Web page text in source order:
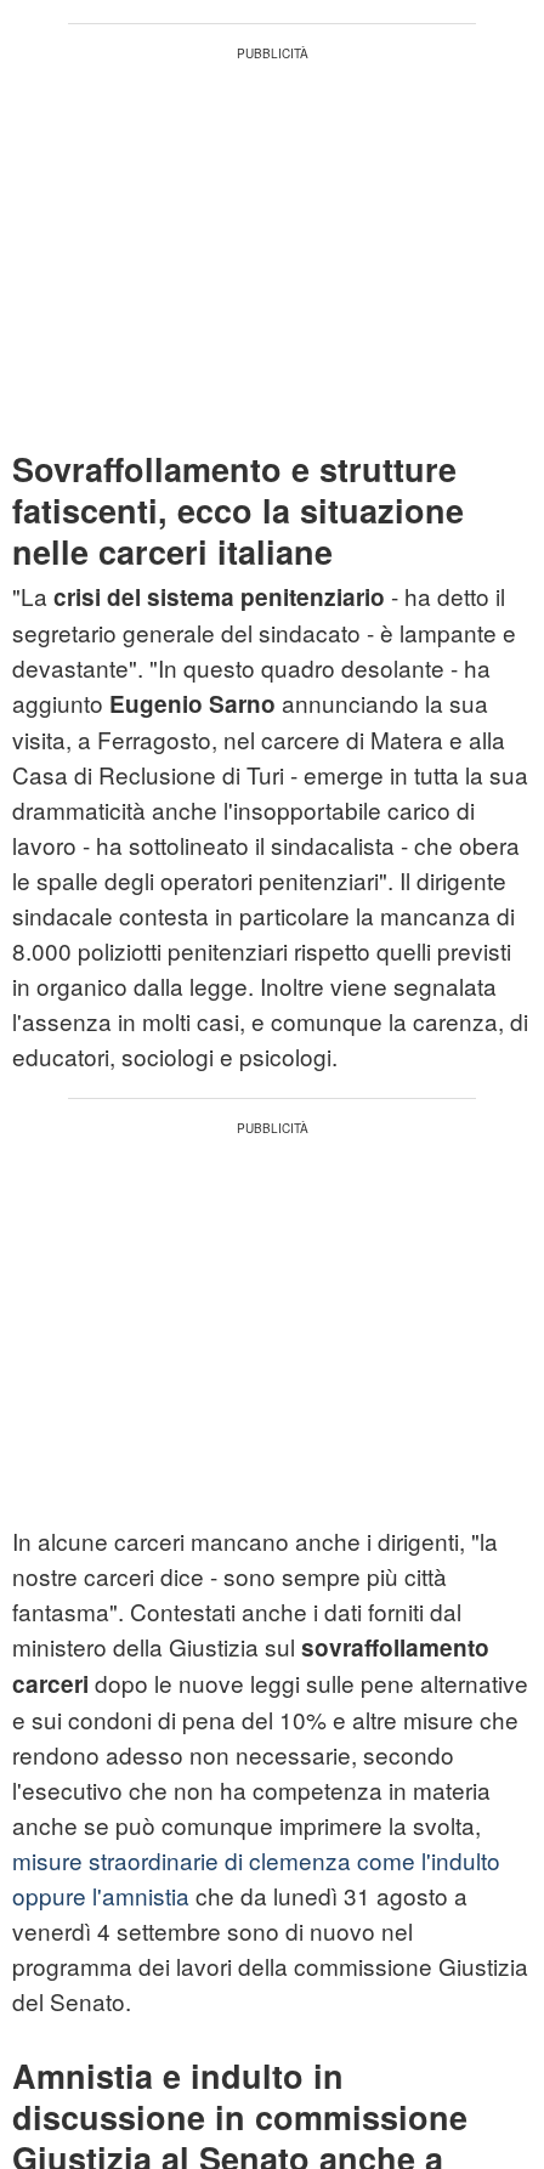
Sovraffollamento e strutture
fatiscenti, ecco la situazione
nelle carceri italiane
"La crisi del sistema penitenziario - ha detto il
segretario generale del sindacato - è lampante e
devastante". "In questo quadro desolante - ha
aggiunto Eugenio Sarno annunciando la sua
visita, a Ferragosto, nel carcere di Matera e alla
Casa di Reclusione di Turi - emerge in tutta la sua
drammaticità anche l'insopportabile carico di
lavoro - ha sottolineato il sindacalista - che obera
le spalle degli operatori penitenziari". Il dirigente
sindacale contesta in particolare la mancanza di
8.000 poliziotti penitenziari rispetto quelli previsti
in organico dalla legge. Inoltre viene segnalata
l'assenza in molti casi, e comunque la carenza, di
educatori, sociologi e psicologi.
In alcune carceri mancano anche i dirigenti, "la
nostre carceri dice - sono sempre più città
fantasma". Contestati anche i dati forniti dal
ministero della Giustizia sul sovraffollamento
carceri dopo le nuove leggi sulle pene alternative
e sui condoni di pena del 10% e altre misure che
rendono adesso non necessarie, secondo
l'esecutivo che non ha competenza in materia
anche se può comunque imprimere la svolta,
misure straordinarie di clemenza come l'indulto
oppure l'amnistia che da lunedì 31 agosto a
venerdì 4 settembre sono di nuovo nel
programma dei lavori della commissione Giustizia
del Senato.
Amnistia e indulto in
discussione in commissione
Giustizia al Senato anche a